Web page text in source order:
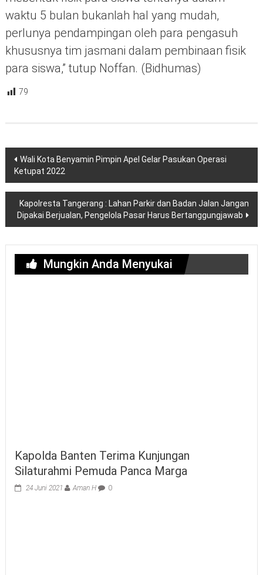
waktu 5 bulan bukanlah hal yang mudah,
perlunya pendampingan oleh para pengasuh
khususnya tim jasmani dalam pembinaan fisik
para siswa,” tutup Noffan. (Bidhumas)
79
Navigasi
pos
Wali Kota Benyamin Pimpin Apel Gelar Pasukan Operasi
Ketupat 2022
Kapolresta Tangerang : Lahan Parkir dan Badan Jalan Jangan
Dipakai Berjualan, Pengelola Pasar Harus Bertanggungjawab
Mungkin Anda Menyukai
Kapolda Banten Terima Kunjungan
Silaturahmi Pemuda Panca Marga
24 Juni 2021 Aman H 0